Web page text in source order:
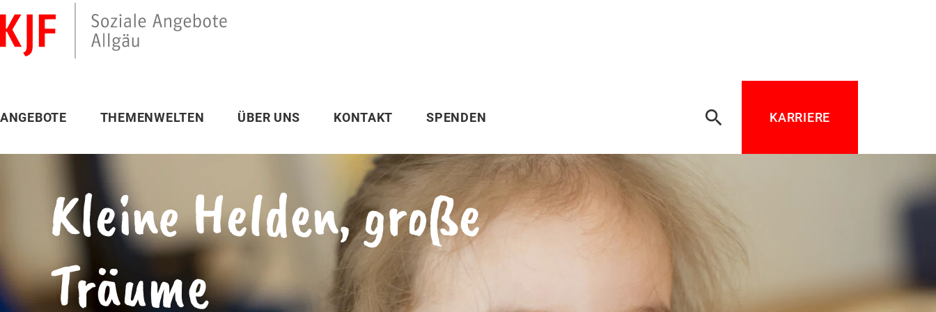
ANGEBOTE THEMENWELTEN ÜBER UNS KONTAKT SPENDEN search KARRIERE
Kleine Helden, große
Träume